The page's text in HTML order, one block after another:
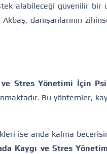
alabileceği güvenilir bir
danışanlarının
ve Stres Yönetimi İçin
Bu yöntemler,
ise anda kalma
Kaygı ve Stres